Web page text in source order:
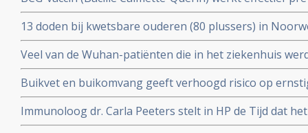
ziekten – mogelijk ook tegen COVID-19. RADBOUD
uitstekende resultaten uit studie met ouderen.
13 doden bij kwetsbare ouderen (80 plussers) in
vaccin van Pfizer of Moderna.
Veel van de Wuhan-patiënten die in het ziekenhuis
had zes maanden later nog steeds symptomen, zo
Buikvet en buikomvang geeft verhoogd risico op
coronavirus - Covid-19 blijkt uit Nederlandse studie
Immunoloog dr. Carla Peeters stelt in HP de Tijd dat
risico's is. En onderbouwt dat met ervaringen met het